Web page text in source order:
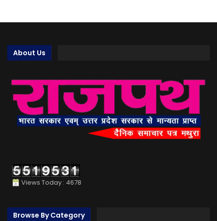
About Us
Views Today : 4678
Browse By Category